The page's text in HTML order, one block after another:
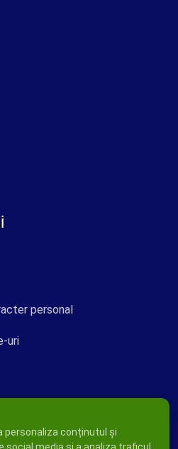
personal
uri
personaliza conținutul și